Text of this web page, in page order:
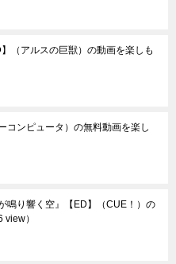
】（アルスの巨獣）の動画を楽しも
コンピュータ）の無料動画を楽し
鳴り響く空』【ED】（CUE！）の
view）